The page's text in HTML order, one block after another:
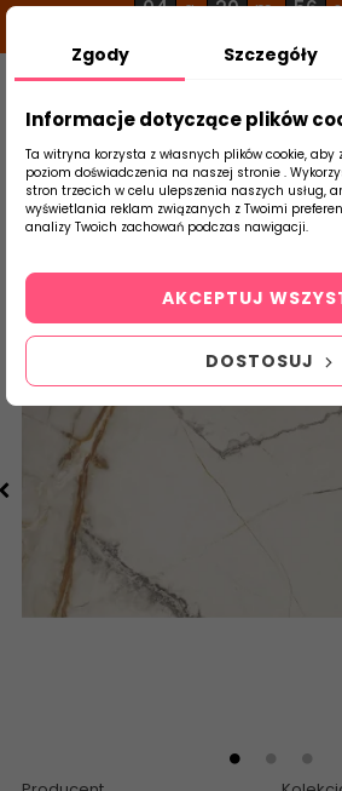
04 g 20 m 55 s
Strona Główna Salon /
Zgody Szczegóły
Informacje dotyczące plików
Ta witryna korzysta z własnych plików cookie,
poziom doświadczenia na naszej stronie .
stron trzecich w celu ulepszenia naszych usług,
wyświetlania reklam związanych z Twoimi
analizy Twoich zachowań podczas nawigacji.
DOSTOSUJ
AKCEPTUJ